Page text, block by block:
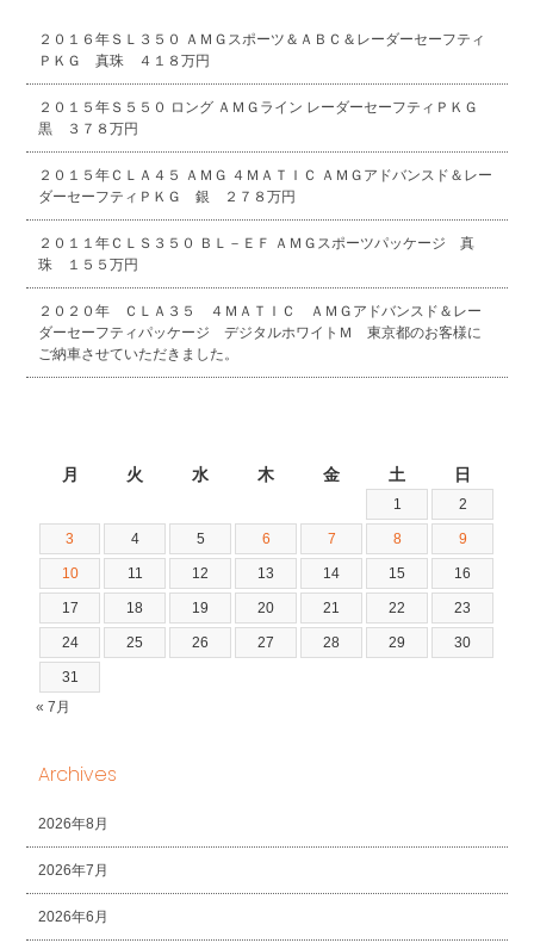
２０１６年ＳＬ３５０ ＡＭＧスポーツ＆ＡＢＣ＆レーダーセーフティ
ＰＫＧ 真珠 ４１８万円
２０１５年Ｓ５５０ ロング ＡＭＧライン レーダーセーフティＰＫＧ
黒 ３７８万円
２０１５年ＣＬＡ４５ ＡＭＧ ４ＭＡＴＩＣ ＡＭＧアドバンスド＆レー
ダーセーフティＰＫＧ 銀 ２７８万円
２０１１年ＣＬＳ３５０ ＢＬ－ＥＦ ＡＭＧスポーツパッケージ 真
珠 １５５万円
２０２０年 ＣＬＡ３５ ４ＭＡＴＩＣ ＡＭＧアドバンスド＆レー
ダーセーフティパッケージ デジタルホワイトＭ 東京都のお客様に
ご納車させていただきました。
月 火 水 木 金 土 日
1 2
3 4 5 6 7 8 9
10 11 12 13 14 15 16
17 18 19 20 21 22 23
24 25 26 27 28 29 30
31
« 7月
Archives
2026年8月
2026年7月
2026年6月